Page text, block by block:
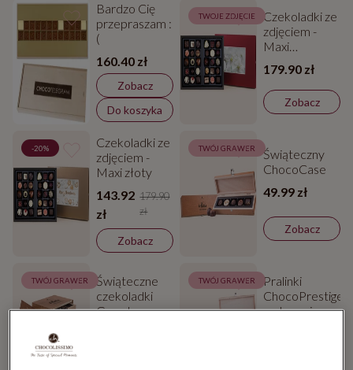
Bardzo Cię
przepraszam :
(
160.40 zł
Zobacz
Do koszyka
TWOJE ZDJĘCIE
Czekoladki ze
zdjęciem -
Maxi
czerwony
179.90 zł
Zobacz
-20%
Czekoladki ze
zdjęciem -
Maxi złoty
143.92
zł
179.90
zł
Zobacz
TWÓJ GRAWER
Świąteczny
ChocoCase
49.99 zł
Zobacz
TWÓJ GRAWER
Świąteczne
czekoladki
Grande
TWÓJ GRAWER
Pralinki
ChocoPrestige
w drewnianej